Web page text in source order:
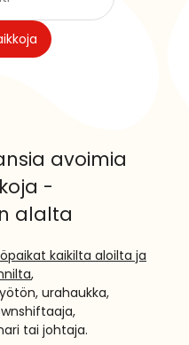
avoimia
-
alalta
kaikilta aloilta ja
,
urahaukka,
tai johtaja.